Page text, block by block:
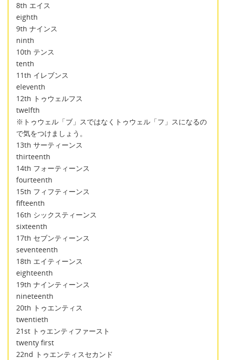
8th エイス
eighth
9th ナインス
ninth
10th テンス
tenth
11th イレブンス
eleventh
12th トゥウェルフス
twelfth
※トゥウェル「ブ」スではなくトゥウェル「フ」スになるの
で気をつけましょう。
13th サーティーンス
thirteenth
14th フォーティーンス
fourteenth
15th フィフティーンス
fifteenth
16th シックスティーンス
sixteenth
17th セブンティーンス
seventeenth
18th エイティーンス
eighteenth
19th ナインティーンス
nineteenth
20th トゥエンティス
twentieth
21st トゥエンティファースト
twenty first
22nd トゥエンティスセカンド